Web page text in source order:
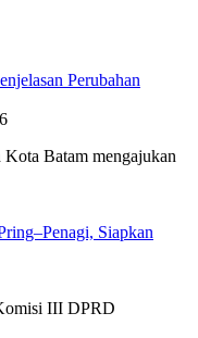
Perubahan
Batam mengajukan
Siapkan
III DPRD